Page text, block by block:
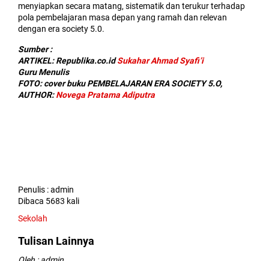
menyiapkan secara matang, sistematik dan terukur terhadap
pola pembelajaran masa depan yang ramah dan relevan
dengan era society 5.0.
Sumber :
ARTIKEL: Republika.co.idSukahar Ahmad Syafi’i
Guru Menulis
FOTO: cover buku PEMBELAJARAN ERA SOCIETY 5.O,
AUTHOR:Novega Pratama Adiputra
Penulis : admin
Dibaca 5683 kali
Sekolah
Tulisan Lainnya